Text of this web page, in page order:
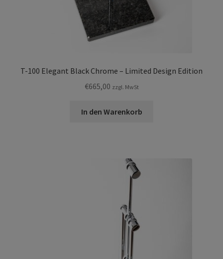
T-100 Elegant Black Chrome – Limited Design Edition
€665,00 zzgl. MwSt
In den Warenkorb